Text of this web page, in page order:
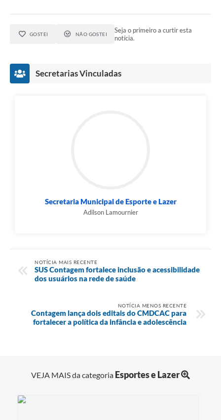
GOSTEI NÃO GOSTEI
Seja o primeiro a curtir esta
notícia.
Secretarias Vinculadas
Secretaria Municipal de Esporte e Lazer
Adilson Lamournier
NOTÍCIA MAIS RECENTE
SUS Contagem fortalece inclusão e acessibilidade
dos usuários na rede de saúde
NOTÍCIA MENOS RECENTE
Contagem lança dois editais do CMDCAC para
fortalecer a política da infância e adolescência
VEJA MAIS da categoria Esportes e Lazer